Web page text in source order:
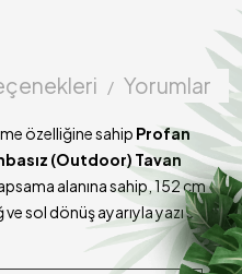
Yorumlar
özelliğine sahip Profan
(Outdoor) Tavan
alanına sahip, 152 cm
sol dönüş ayarıyla yazı serin